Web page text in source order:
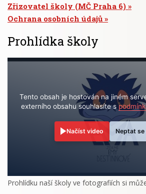
Zřizovatel školy (MČ Praha 6)
Ochrana osobních údajů
Prohlídka školy
Tento obsah je hostován na jiném
externího obsahu souhlasíte s
Načíst video Neptat se
Prohlídku naší školy ve fotografiích si